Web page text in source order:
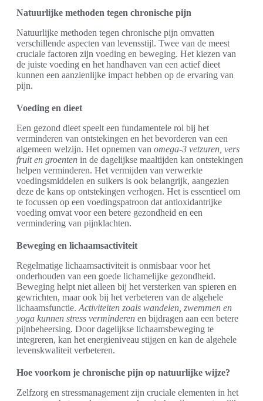
Natuurlijke methoden tegen chronische pijn
Natuurlijke methoden tegen chronische pijn omvatten
verschillende aspecten van levensstijl. Twee van de meest
cruciale factoren zijn voeding en beweging. Het kiezen van
de juiste voeding en het handhaven van een actief dieet
kunnen een aanzienlijke impact hebben op de ervaring van
pijn.
Voeding en dieet
Een gezond dieet speelt een fundamentele rol bij het
verminderen van ontstekingen en het bevorderen van een
algemeen welzijn. Het opnemen van omega-3 vetzuren, vers
fruit en groenten in de dagelijkse maaltijden kan ontstekingen
helpen verminderen. Het vermijden van verwerkte
voedingsmiddelen en suikers is ook belangrijk, aangezien
deze de kans op ontstekingen verhogen. Het is essentieel om
te focussen op een voedingspatroon dat antioxidantrijke
voeding omvat voor een betere gezondheid en een
vermindering van pijnklachten.
Beweging en lichaamsactiviteit
Regelmatige lichaamsactiviteit is onmisbaar voor het
onderhouden van een goede lichamelijke gezondheid.
Beweging helpt niet alleen bij het versterken van spieren en
gewrichten, maar ook bij het verbeteren van de algehele
lichaamsfunctie. Activiteiten zoals wandelen, zwemmen en
yoga kunnen stress verminderen en bijdragen aan een betere
pijnbeheersing. Door dagelijkse lichaamsbeweging te
integreren, kan het energieniveau stijgen en kan de algehele
levenskwaliteit verbeteren.
Hoe voorkom je chronische pijn op natuurlijke wijze?
Zelfzorg en stressmanagement zijn cruciale elementen in het